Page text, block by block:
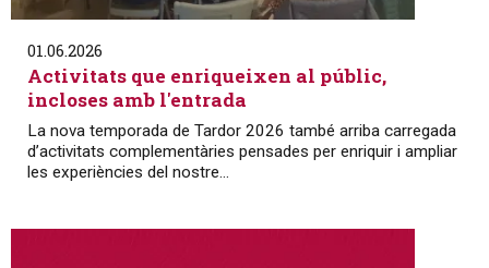
01.06.2026
Activitats que enriqueixen al públic,
incloses amb l'entrada
La nova temporada de Tardor 2026 també arriba carregada
d’activitats complementàries pensades per enriquir i ampliar
les experiències del nostre...